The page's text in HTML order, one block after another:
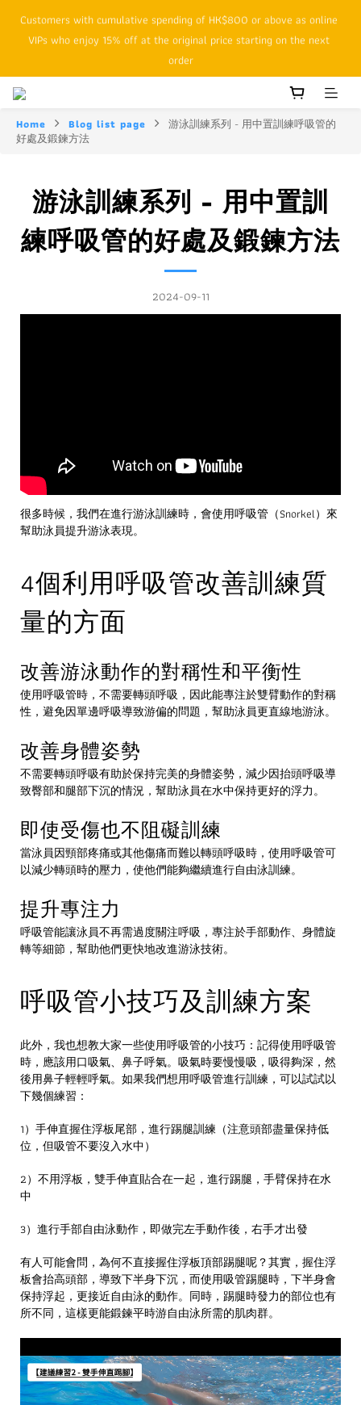
SFHK APP pickup notification function will replace SMS messages
Customers with cumulative spending of HK$800 or above as online
VIPs who enjoy 15% off at the original price starting on the next
order
SFHK APP pickup notification function will replace SMS messages
Home Blog list page
游泳訓練系列 - 用中置訓練呼吸管的
好處及鍛鍊方法
游泳訓練系列 - 用中置訓
練呼吸管的好處及鍛鍊方法
2024-09-11
很多時候，我們在進行游泳訓練時，會使用呼吸管（Snorkel）來
幫助泳員提升游泳表現。
4個利用呼吸管改善訓練質
量的方面
改善游泳動作的對稱性和平衡性
使用呼吸管時，不需要轉頭呼吸，因此能專注於雙臂動作的對稱
性，避免因單邊呼吸導致游偏的問題，幫助泳員更直線地游泳。
改善身體姿勢
不需要轉頭呼吸有助於保持完美的身體姿勢，減少因抬頭呼吸導
致臀部和腿部下沉的情況，幫助泳員在水中保持更好的浮力。
即使受傷也不阻礙訓練
當泳員因頸部疼痛或其他傷痛而難以轉頭呼吸時，使用呼吸管可
以減少轉頭時的壓力，使他們能夠繼續進行自由泳訓練。
提升專注力
呼吸管能讓泳員不再需過度關注呼吸，專注於手部動作、身體旋
轉等細節，幫助他們更快地改進游泳技術。
呼吸管小技巧及訓練方案
此外，我也想教大家一些使用呼吸管的小技巧：記得使用呼吸管
時，應該用口吸氣、鼻子呼氣。吸氣時要慢慢吸，吸得夠深，然
後用鼻子輕輕呼氣。如果我們想用呼吸管進行訓練，可以試試以
下幾個練習：
1）手伸直握住浮板尾部，進行踢腿訓練（注意頭部盡量保持低
位，但吸管不要沒入水中）
2）不用浮板，雙手伸直貼合在一起，進行踢腿，手臂保持在水
中
3）進行手部自由泳動作，即做完左手動作後，右手才出發
有人可能會問，為何不直接握住浮板頂部踢腿呢？其實，握住浮
板會抬高頭部，導致下半身下沉，而使用吸管踢腿時，下半身會
保持浮起，更接近自由泳的動作。同時，踢腿時發力的部位也有
所不同，這樣更能鍛鍊平時游自由泳所需的肌肉群。